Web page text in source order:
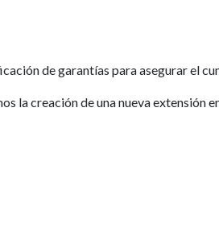
de garantías para asegurar el
la creación de una nueva extensión